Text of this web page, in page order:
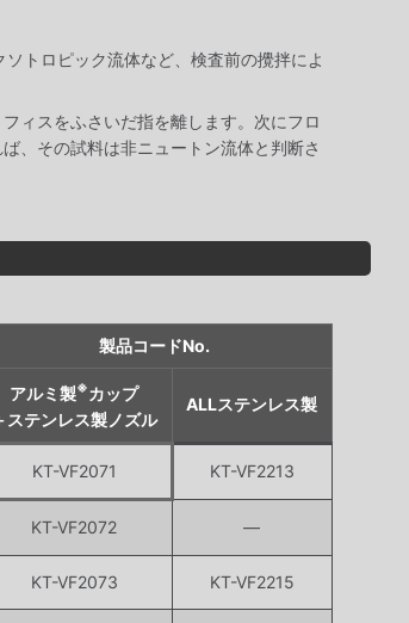
トロピック流体など、検査前の攪拌によ
ィスをふさいだ指を離します。次にフロ
、その試料は非ニュートン流体と判断さ
製品コードNo.
アルミ製※カップ
ステンレス製ノズル
ALLステンレス製
KT-VF2071 KT-VF2213
KT-VF2072 ―
KT-VF2073 KT-VF2215